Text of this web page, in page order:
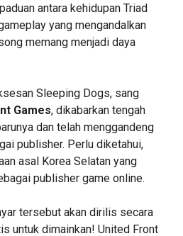
antara kehidupan Triad
yang mengandalkan
memang menjadi daya
Sleeping Dogs, sang
Games, dikabarkan tengah
dan telah menggandeng
publisher. Perlu diketahui,
asal Korea Selatan yang
publisher game online.
tersebut akan dirilis secara
untuk dimainkan! United Front